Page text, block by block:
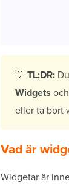
💡TL;DR:
Widgets
eller ta bort
Vad är
Widgetar är